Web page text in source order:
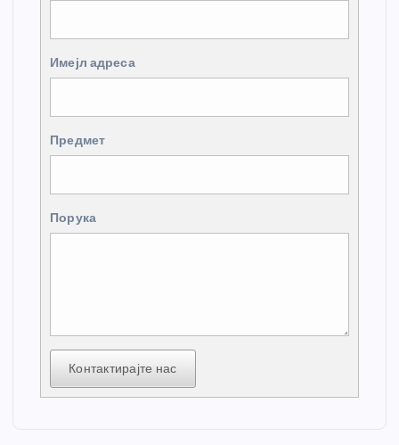
Имејл адреса
Предмет
Порука
Контактирајте нас